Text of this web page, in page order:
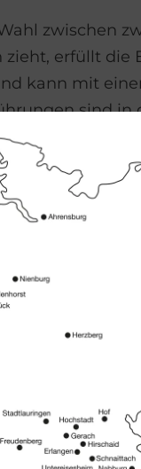
zwischen
zieht, erfüllt
kann mit
sind in